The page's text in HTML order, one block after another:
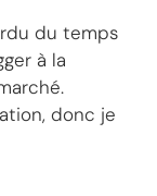
du temps
à la
donc je